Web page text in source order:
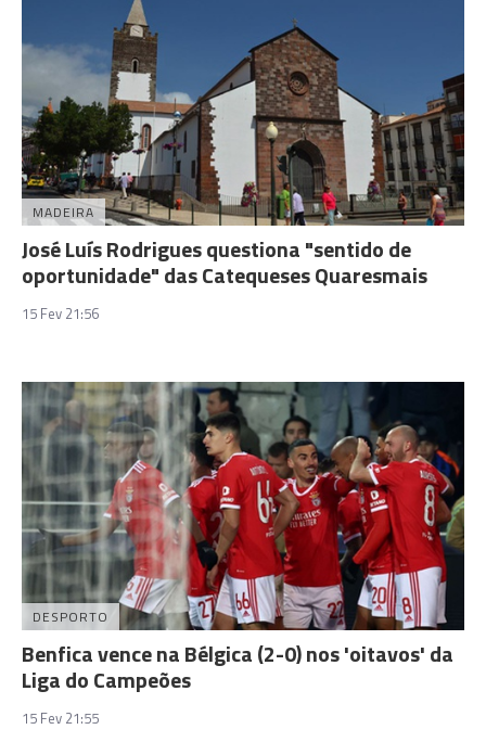
MADEIRA
José Luís Rodrigues questiona "sentido de
oportunidade" das Catequeses Quaresmais
15 Fev 21:56
DESPORTO
Benfica vence na Bélgica (2-0) nos 'oitavos' da
Liga do Campeões
15 Fev 21:55